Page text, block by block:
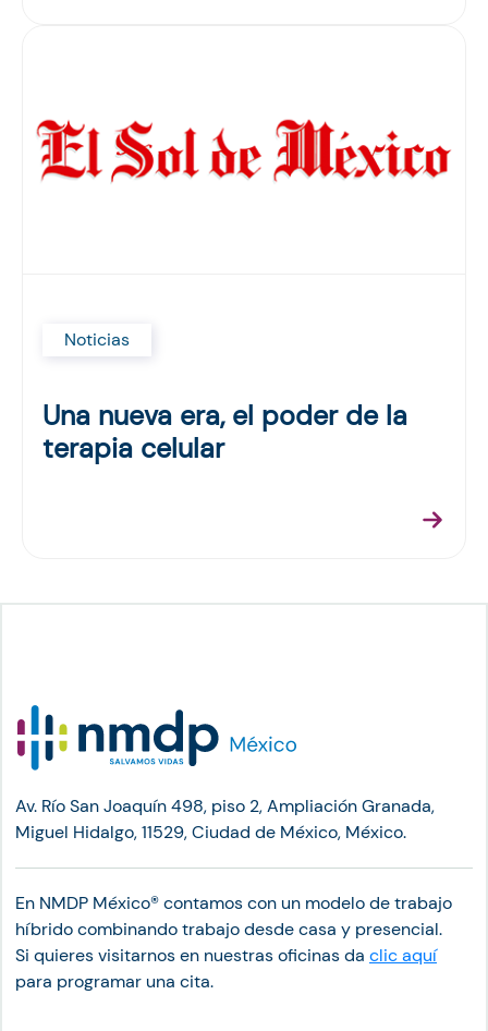
Noticias
Una nueva era, el poder de la
terapia celular
Av. Río San Joaquín 498, piso 2, Ampliación Granada,
Miguel Hidalgo, 11529, Ciudad de México, México.
En NMDP México®︎ contamos con un modelo de trabajo
híbrido combinando trabajo desde casa y presencial.
Si quieres visitarnos en nuestras oficinas da clic aquí
para programar una cita.